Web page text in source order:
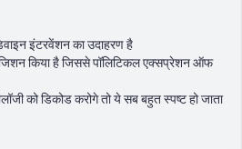
इंटरवेंशन का उदाहरण है
किया है जिससे पॉलिटिकल एक्सप्रेशन ऑफ
को डिकोड करोगे तो ये सब बहुत स्पष्ट हो जाता